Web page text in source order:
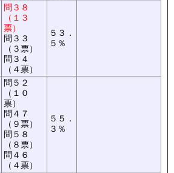
問３８
（１３
票）
問３３
（３票）
問３４
（４票）
５３．
５％
問５２
（１０
票）
問４７
（９票）
問５８
（８票）
問４６
（４票）
５５．
３％